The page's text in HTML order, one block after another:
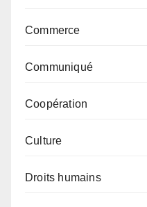
Commerce
Communiqué
Coopération
Culture
Droits humains